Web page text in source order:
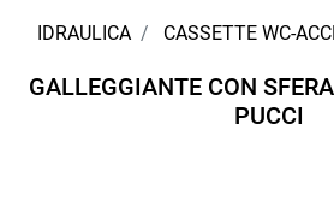
IDRAULICA CASSETTE WC-
GALLEGGIANTE CON
PUCCI